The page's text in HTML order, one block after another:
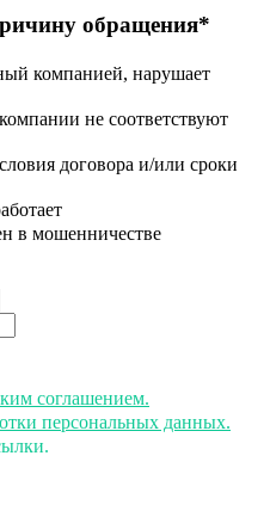
обращения*
компанией, нарушает
не соответствуют
договора и/или сроки
в мошенничестве
соглашением.
персональных данных.